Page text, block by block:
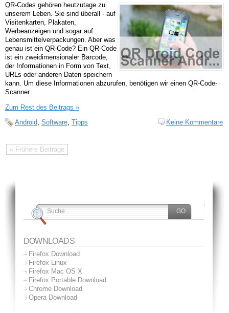
QR-Codes gehören heutzutage zu
unserem Leben. Sie sind überall - auf
Visitenkarten, Plakaten,
Werbeanzeigen und sogar auf
Lebensmittelverpackungen. Aber was
genau ist ein QR-Code? Ein QR-Code
ist ein zweidimensionaler Barcode,
der Informationen in Form von Text,
URLs oder anderen Daten speichern
kann. Um diese Informationen abzurufen, benötigen wir einen QR-Code-
Scanner.
Zum Rest des Beitrags »
Android, Software, Tipps Keine Kommentare
« Frühere Beiträge
DOWNLOADS
Firefox Download
Firefox Linux
Firefox Mac OS X
Firefox Portable Download
Chrome Download
Opera Download